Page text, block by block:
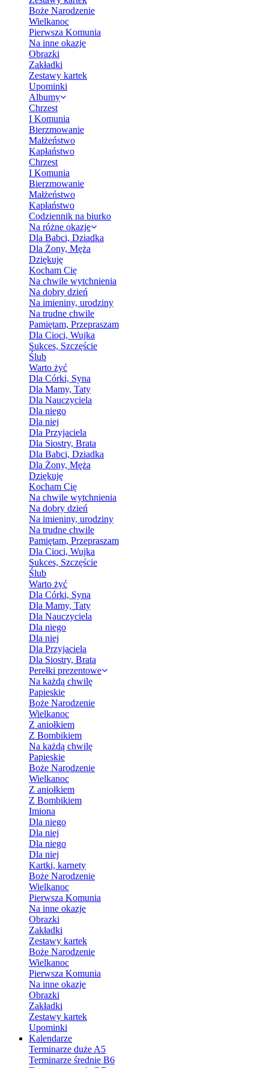
Boże Narodzenie
Wielkanoc
Pierwsza Komunia
Na inne okazje
Obrazki
Zakładki
Zestawy kartek
Upominki
Albumy
Chrzest
I Komunia
Bierzmowanie
Małżeństwo
Kapłaństwo
Chrzest
I Komunia
Bierzmowanie
Małżeństwo
Kapłaństwo
Codziennik na biurko
Na różne okazje
Dla Babci, Dziadka
Dla Żony, Męża
Dziękuję
Kocham Cię
Na chwile wytchnienia
Na dobry dzień
Na imieniny, urodziny
Na trudne chwile
Pamiętam, Przepraszam
Dla Cioci, Wujka
Sukces, Szczęście
Ślub
Warto żyć
Dla Córki, Syna
Dla Mamy, Taty
Dla Nauczyciela
Dla niego
Dla niej
Dla Przyjaciela
Dla Siostry, Brata
Dla Babci, Dziadka
Dla Żony, Męża
Dziękuję
Kocham Cię
Na chwile wytchnienia
Na dobry dzień
Na imieniny, urodziny
Na trudne chwile
Pamiętam, Przepraszam
Dla Cioci, Wujka
Sukces, Szczęście
Ślub
Warto żyć
Dla Córki, Syna
Dla Mamy, Taty
Dla Nauczyciela
Dla niego
Dla niej
Dla Przyjaciela
Dla Siostry, Brata
Perełki prezentowe
Na każdą chwilę
Papieskie
Boże Narodzenie
Wielkanoc
Z aniołkiem
Z Bombikiem
Na każdą chwilę
Papieskie
Boże Narodzenie
Wielkanoc
Z aniołkiem
Z Bombikiem
Imiona
Dla niego
Dla niej
Dla niego
Dla niej
Kartki, karnety
Boże Narodzenie
Wielkanoc
Pierwsza Komunia
Na inne okazje
Obrazki
Zakładki
Zestawy kartek
Boże Narodzenie
Wielkanoc
Pierwsza Komunia
Na inne okazje
Obrazki
Zakładki
Zestawy kartek
Upominki
Kalendarze
Terminarze duże A5
Terminarze średnie B6